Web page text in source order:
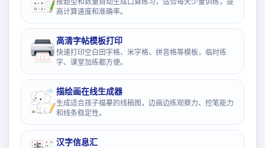
高计算速度和准确率。
高清字帖模板打印
快速打印空白田字格、米字格、拼音格等模板，临时练
字、课堂加练都方便。
描绘画在线生成器
生成适合孩子描摹的线稿图，边画边练观察力、控笔能力
和线条稳定性。
汉字信息汇